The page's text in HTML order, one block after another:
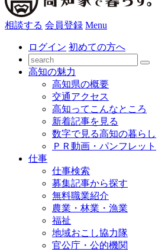
相談する 会員登録 Menu
ログイン 初めての方へ
高知の魅力
高知県の概要
交通アクセス
高知ってこんなところ
新着記事を見る
数字で見る高知の暮らし
ＰＲ動画・パンフレット
仕事
仕事検索
募集記事から探す
無料職業紹介
農業・林業・漁業
福祉
地域おこし協力隊
官公庁・公的機関